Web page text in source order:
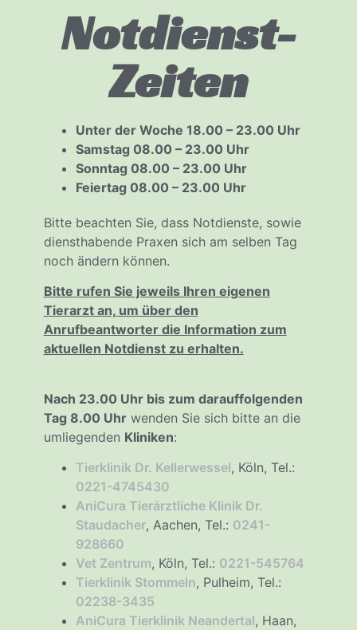
Notdienst-
Zeiten
Unter der Woche 18.00 – 23.00 Uhr
Samstag 08.00 – 23.00 Uhr
Sonntag 08.00 – 23.00 Uhr
Feiertag 08.00 – 23.00 Uhr
Bitte beachten Sie, dass Notdienste, sowie
diensthabende Praxen sich am selben Tag
noch ändern können.
Bitte rufen Sie jeweils Ihren eigenen
Tierarzt an, um über den
Anrufbeantworter die Information zum
aktuellen Notdienst zu erhalten.
Nach 23.00 Uhr bis zum darauffolgenden
Tag 8.00 Uhrwenden Sie sich bitte an die
umliegenden Kliniken:
Tierklinik Dr. Kellerwessel, Köln, Tel.:
0221-4745430
AniCura Tierärztliche Klinik Dr.
Staudacher, Aachen, Tel.: 0241-
928660
Vet Zentrum, Köln, Tel.: 0221-545764
Tierklinik Stommeln, Pulheim, Tel.:
02238-3435
AniCura Tierklinik Neandertal, Haan,